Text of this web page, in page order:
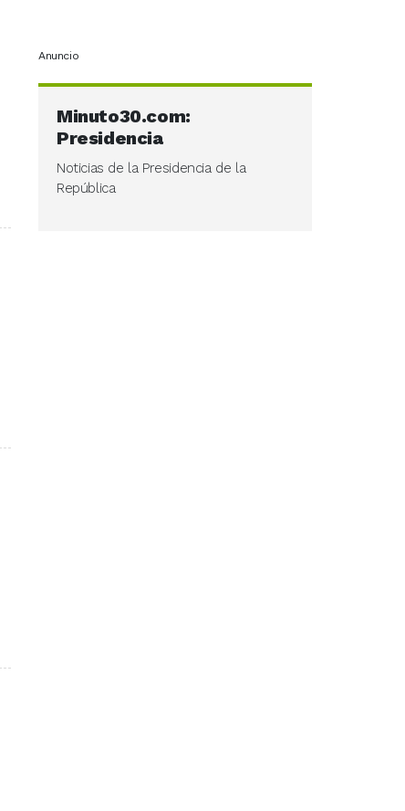
Anuncio
Minuto30.com:
Presidencia
Noticias de la Presidencia de la
República